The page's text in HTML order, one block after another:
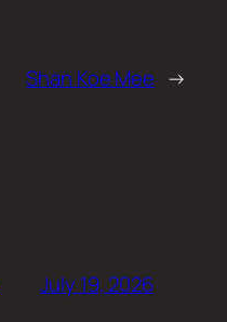
Shan Koe Mee →
July 19, 2026